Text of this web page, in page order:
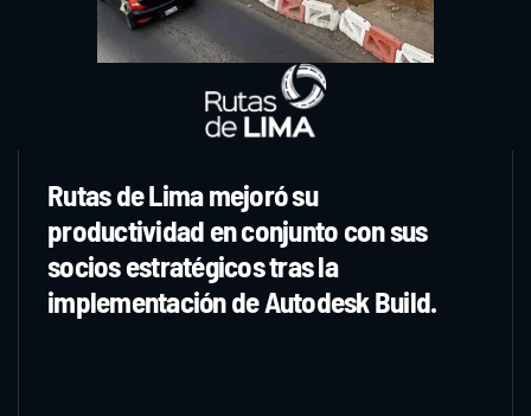
Rutas de Lima mejoró su
productividad en conjunto con sus
socios estratégicos tras la
implementación de Autodesk Build.